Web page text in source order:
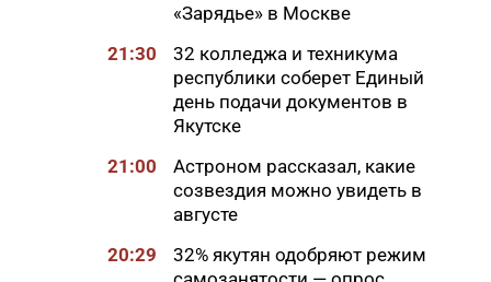
«Зарядье» в Москве
21:30
32 колледжа и техникума
республики соберет Единый
день подачи документов в
Якутске
21:00
Астроном рассказал, какие
созвездия можно увидеть в
августе
20:29
32% якутян одобряют режим